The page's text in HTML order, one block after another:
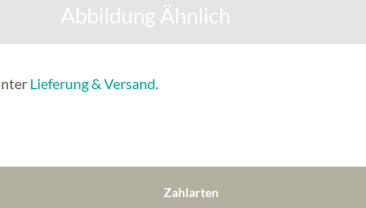
Abbildung Ähnlich
Lieferung & Versand.
Zahlarten